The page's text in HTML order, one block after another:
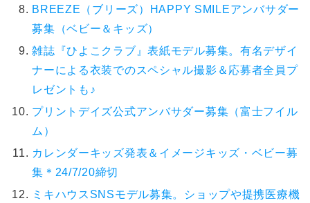
BREEZE（ブリーズ）HAPPY SMILEアンバサダー
募集（ベビー＆キッズ）
雑誌『ひよこクラブ』表紙モデル募集。有名デザイ
ナーによる衣装でのスペシャル撮影＆応募者全員プ
レゼントも♪
プリントデイズ公式アンバサダー募集（富士フイル
ム）
カレンダーキッズ発表＆イメージキッズ・ベビー募
集＊24/7/20締切
ミキハウスSNSモデル募集。ショップや提携医療機